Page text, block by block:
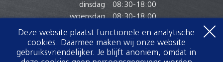
dinsdag
08:30-18:00
woensdag
08:30-18:00
donderdag
08:30 -
vrijdag
08:30- 18:00
zaterdag
08:00-16:00
Deze website plaatst functionele en analytische
cookies. Daarmee maken wij onze website
gebruiksvriendelijker. Je blijft anoniem, omdat in